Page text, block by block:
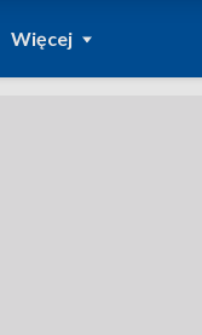
Więcej